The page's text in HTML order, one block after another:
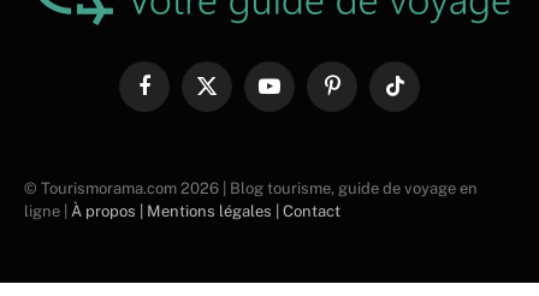
FacebookX
YouTubePinterestTikTok
© Tourismorama.com 2026 | Blog tourisme, guide de voyage en
ligne | À propos | Mentions légales | Contact